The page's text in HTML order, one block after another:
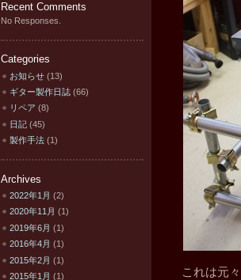
これは元
Recent Comments
No Responses.
Categories
お知らせ (13)
ギター製作日誌 (66)
リペア (8)
日記 (45)
製作手法 (1)
Archives
2022年1月 (2)
2020年11月 (1)
2019年6月 (1)
2016年4月 (1)
2015年2月 (1)
2015年1月 (1)